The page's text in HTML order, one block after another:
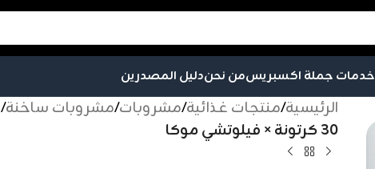
خدمات جملة اكسبريسمن نحندليل المصدرين
الرئيسية/منتجات غذائية/مشروبات/مشروبات ساخنة/
30 كرتونة × فيلوتشي موكا